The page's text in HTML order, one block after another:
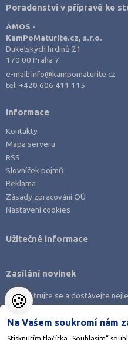
Poradenství v přípravě ke
AMOS -
KamPoMaturite.cz, s.r.o.
Dukelských hrdinů 21
170 00 Praha 7
e-mail:info@kampomaturite.cz
tel: +420 606 411 115
Informace
Kontakty
Mapa serveru
RSS
Slovníček pojmů
Reklama
Zásady zpracování OÚ
Nastavení cookies
Užitečné informace
Zasílání novinek
Zaregistrujte se a dostávejte
🍪
Na Vašem soukromí nám